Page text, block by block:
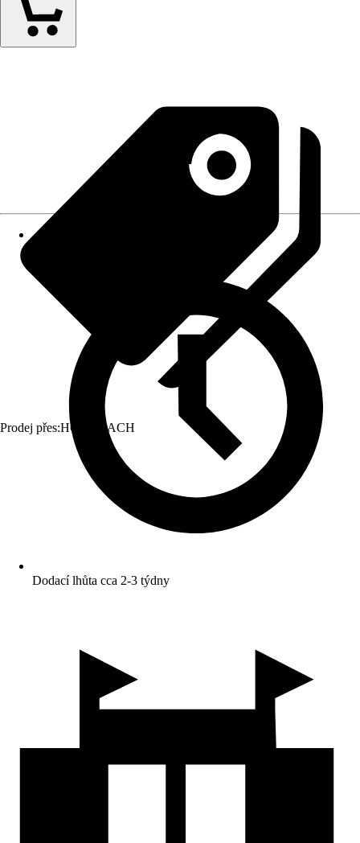
Prodej přes:HORNBACH
Dodací lhůta cca 2-3 týdny